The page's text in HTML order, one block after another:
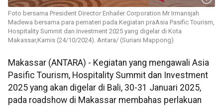
Foto bersama President Director Enhailer Corporation Mr Irmansjah
Madewa bersama para pemateri pada.Kegiatan praAsia Pasific Tourism,
Hospitality Summit dan Investment 2025 yang digelar di Kota
Makassar,Kamis (24/10/2024). Antara/ (Suriani Mappong)
Makassar (ANTARA) - Kegiatan yang mengawali Asia
Pasific Tourism, Hospitality Summit dan Investment
2025 yang akan digelar di Bali, 30-31 Januari 2025,
pada roadshow di Makassar membahas perlakuan